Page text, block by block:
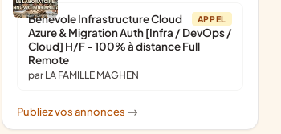
APPEL
Bénévole Infrastructure Cloud
Azure & Migration Auth [Infra / DevOps /
Cloud] H/F - 100% à distance Full
Remote
par LA FAMILLE MAGHEN
Publiez vos annonces ->